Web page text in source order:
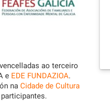
ao terceiro
e EDE FUNDAZIOA.
na Cidade de Cultura